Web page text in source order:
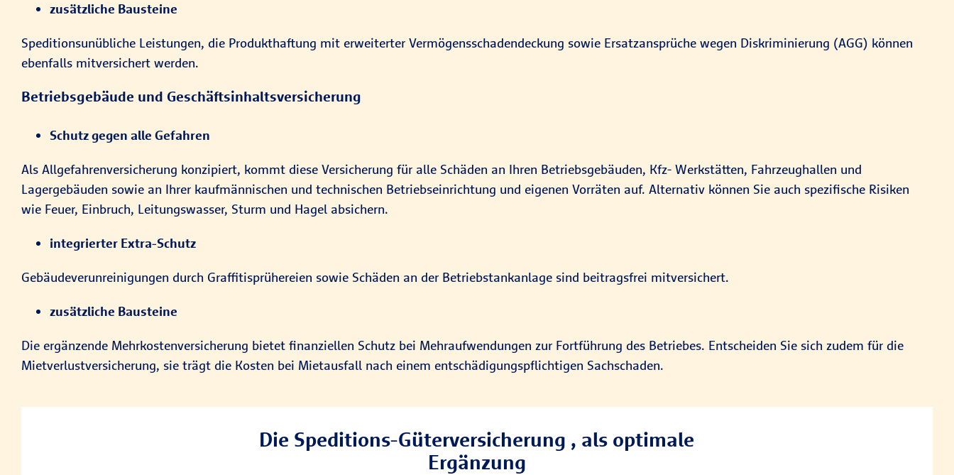
zusätzliche Bausteine
Speditionsunübliche Leistungen, die Produkthaftung mit erweiterter Vermögensschadendeckung sowie Ersatzansprüche wegen Diskriminierung (AGG) können
ebenfalls mitversichert werden.
Betriebsgebäude und Geschäftsinhaltsversicherung
Schutz gegen alle Gefahren
Als Allgefahrenversicherung konzipiert, kommt diese Versicherung für alle Schäden an Ihren Betriebsgebäuden, Kfz- Werkstätten, Fahrzeughallen und
Lagergebäuden sowie an Ihrer kaufmännischen und technischen Betriebseinrichtung und eigenen Vorräten auf. Alternativ können Sie auch spezifische Risiken
wie Feuer, Einbruch, Leitungswasser, Sturm und Hagel absichern.
integrierter Extra-Schutz
Gebäudeverunreinigungen durch Graffitisprühereien sowie Schäden an der Betriebstankanlage sind beitragsfrei mitversichert.
zusätzliche Bausteine
Die ergänzende Mehrkostenversicherung bietet finanziellen Schutz bei Mehraufwendungen zur Fortführung des Betriebes. Entscheiden Sie sich zudem für die
Mietverlustversicherung, sie trägt die Kosten bei Mietausfall nach einem entschädigungspflichtigen Sachschaden.
Die Speditions-Güterversicherung , als optimale
Ergänzung